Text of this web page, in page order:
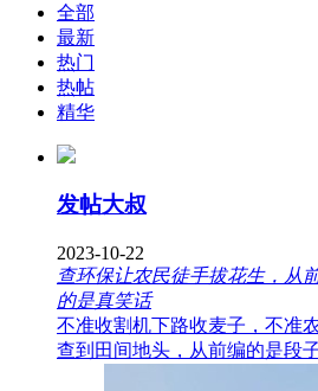
全部
最新
热门
热帖
精华
发帖大叔
2023-10-22
查环保让农民徒手拔花生，从
的是真笑话
不准收割机下路收麦子，不准
查到田间地头，从前编的是段